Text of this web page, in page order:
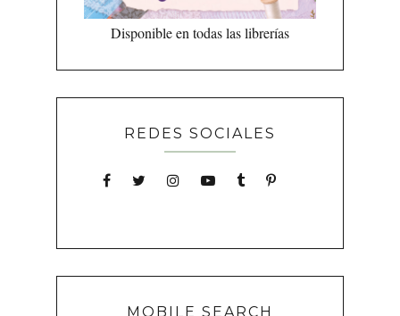
Disponible en todas las librerías
REDES SOCIALES
MOBILE SEARCH